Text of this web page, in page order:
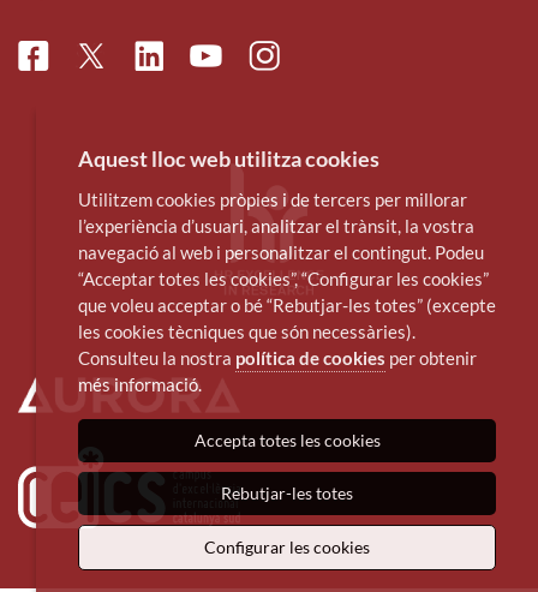
FacebookTwitterLinkedinYoutubeInstagram
Aquest lloc web utilitza cookies
Utilitzem cookies pròpies i de tercers per millorar
l’experiència d’usuari, analitzar el trànsit, la vostra
navegació al web i personalitzar el contingut. Podeu
“Acceptar totes les cookies”, “Configurar les cookies”
que voleu acceptar o bé “Rebutjar-les totes” (excepte
les cookies tècniques que són necessàries).
Consulteu la nostra política de cookies per obtenir
més informació.
Accepta totes les cookies
Rebutjar-les totes
Configurar les cookies